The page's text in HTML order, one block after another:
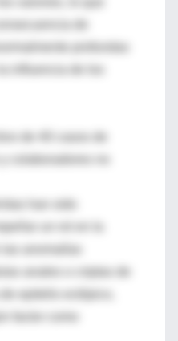
de
han sido
anomalías
anales o criptas de
epitelio ectópico,
factor como